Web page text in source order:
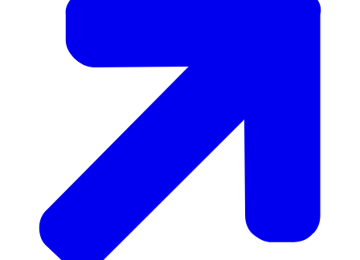
Voorwaarden
Gaat u in Nederland wonen of